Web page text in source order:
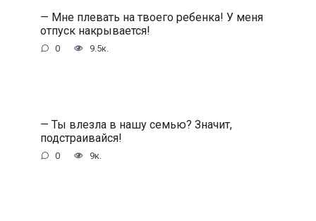
— Мне плевать на твоего ребенка! У меня
отпуск накрывается!
0 9.5к.
— Ты влезла в нашу семью? Значит,
подстраивайся!
0 9к.